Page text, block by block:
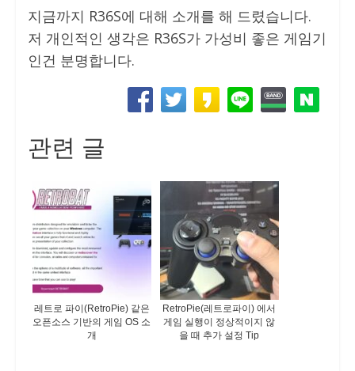
지금까지 R36S에 대해 소개를 해 드렸습니다.
저 개인적인 생각은 R36S가 가성비 좋은 게임기
인건 분명합니다.
관련 글
레트로 파이(RetroPie) 같은
오픈소스 기반의 게임 OS 소
개
RetroPie(레트로파이) 에서
게임 실행이 정상적이지 않
을 때 추가 설정 Tip